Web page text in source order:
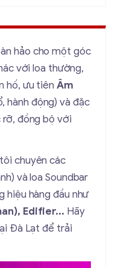
hảo cho một góc
với loa thường,
hố, ưu tiên Âm
hành động) và đặc
rỡ, đồng bộ với
chuyên các
và loa Soundbar
hiệu hàng đầu như
Edifier... Hãy
Đà Lạt để trải